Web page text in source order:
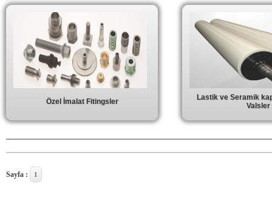
Özel İmalat Fitingsler
Lastik ve Seramik
Valsler
Sayfa : 1